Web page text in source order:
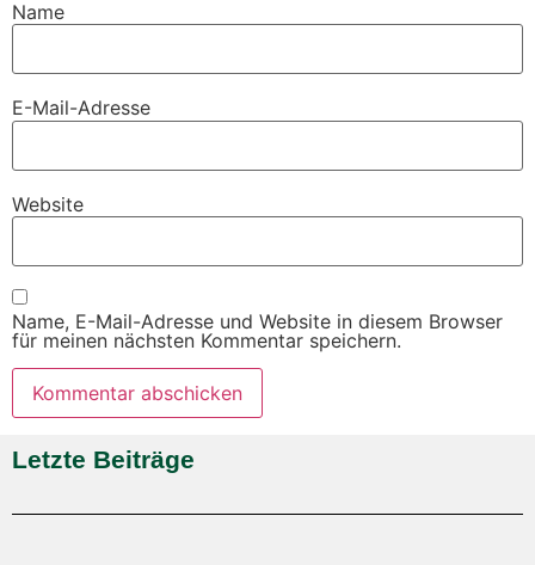
Name
E-Mail-Adresse
Website
Name, E-Mail-Adresse und Website in diesem Browser
für meinen nächsten Kommentar speichern.
Letzte Beiträge